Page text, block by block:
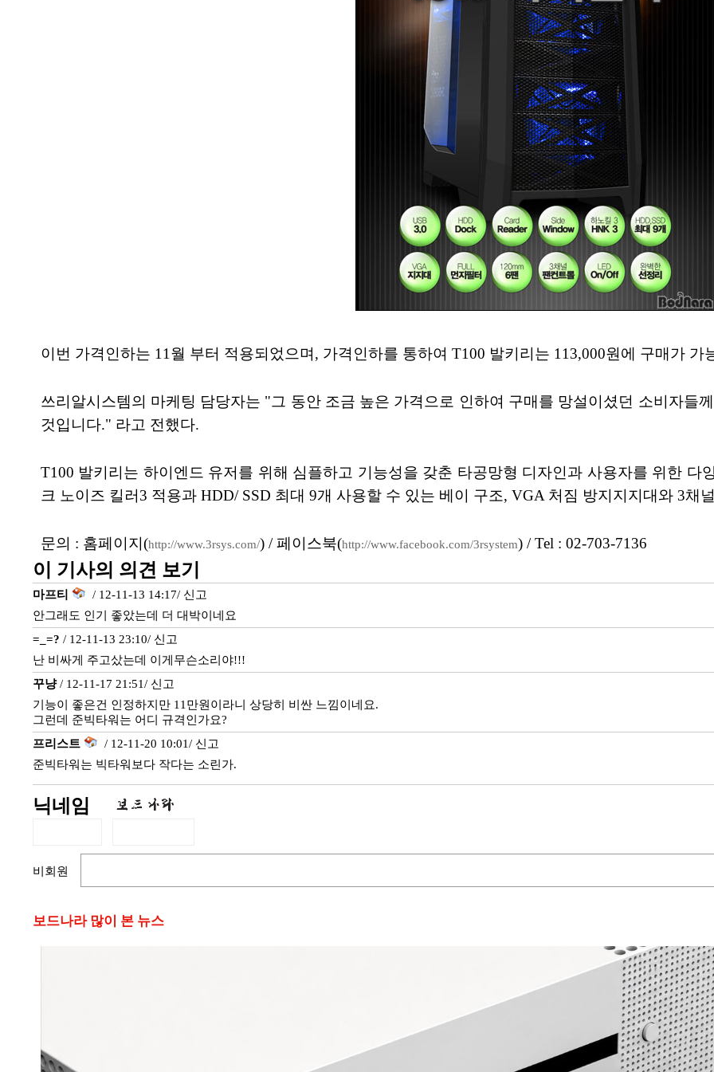
이번 가격인하는 11월 부터 적용되었으며, 가격인하를 통하여 T100 발키리는 113,000원에 구매가 가
쓰리알시스템의 마케팅 담당자는 "그 동안 조금 높은 가격으로 인하여 구매를 망설이셨던 소비자들
것입니다." 라고 전했다.
T100 발키리는 하이엔드 유저를 위해 심플하고 기능성을 갖춘 타공망형 디자인과 사용자를 위한 다
크 노이즈 킬러3 적용과 HDD/ SSD 최대 9개 사용할 수 있는 베이 구조, VGA 처짐 방지지지대와 3채
문의 : 홈페이지(http://www.3rsys.com/) / 페이스북(http://www.facebook.com/3rsystem) / Tel : 02-703-7136
이 기사의 의견 보기
마프티 / 12-11-13 14:17/ 신고
안그래도 인기 좋았는데 더 대박이네요
=_=? / 12-11-13 23:10/ 신고
난 비싸게 주고샀는데 이게무슨소리야!!!
꾸냥/ 12-11-17 21:51/ 신고
기능이 좋은건 인정하지만 11만원이라니 상당히 비싼 느낌이네요.
그런데 준빅타워는 어디 규격인가요?
프리스트
/ 12-11-20 10:01/ 신고
준빅타워는 빅타워보다 작다는 소린가.
닉네임
비회원
보드나라 많이 본 뉴스